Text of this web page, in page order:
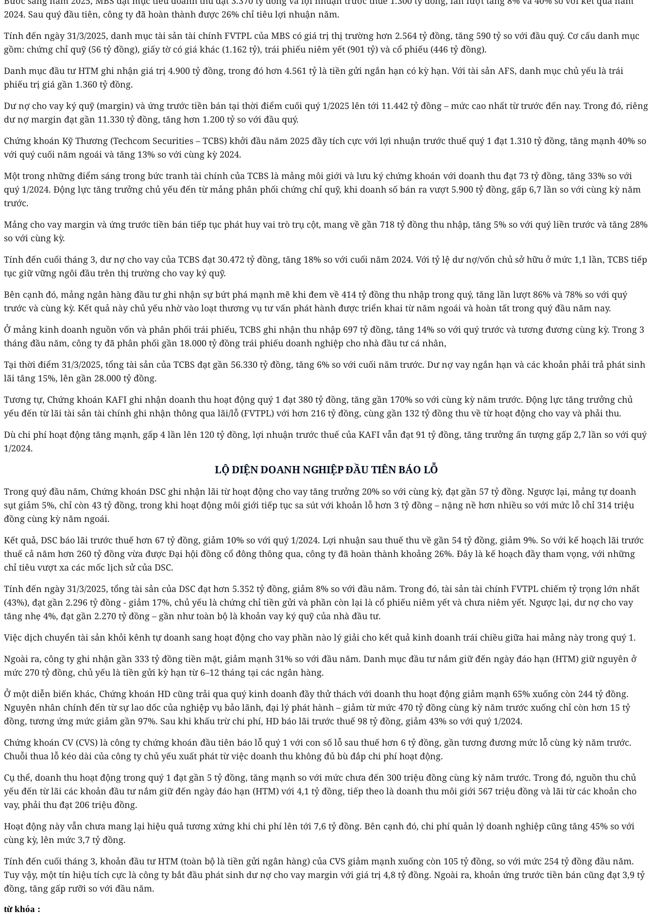
2024. Sau quý đầu tiên, công ty đã hoàn thành được 26% chỉ tiêu lợi nhuận năm.
Tính đến ngày 31/3/2025, danh mục tài sản tài chính FVTPL của MBS có giá trị thị trường hơn 2.564 tỷ đồng, tăng 590 tỷ so với đầu quý. Cơ cấu danh mục
gồm: chứng chỉ quỹ (56 tỷ đồng), giấy tờ có giá khác (1.162 tỷ), trái phiếu niêm yết (901 tỷ) và cổ phiếu (446 tỷ đồng).
Danh mục đầu tư HTM ghi nhận giá trị 4.900 tỷ đồng, trong đó hơn 4.561 tỷ là tiền gửi ngắn hạn có kỳ hạn. Với tài sản AFS, danh mục chủ yếu là trái
phiếu trị giá gần 1.360 tỷ đồng.
Dư nợ cho vay ký quỹ (margin) và ứng trước tiền bán tại thời điểm cuối quý 1/2025 lên tới 11.442 tỷ đồng – mức cao nhất từ trước đến nay. Trong đó, riêng
dư nợ margin đạt gần 11.330 tỷ đồng, tăng hơn 1.200 tỷ so với đầu quý.
Chứng khoán Kỹ Thương (Techcom Securities – TCBS) khởi đầu năm 2025 đầy tích cực với lợi nhuận trước thuế quý 1 đạt 1.310 tỷ đồng, tăng mạnh 40% so
với quý cuối năm ngoái và tăng 13% so với cùng kỳ 2024.
Một trong những điểm sáng trong bức tranh tài chính của TCBS là mảng môi giới và lưu ký chứng khoán với doanh thu đạt 73 tỷ đồng, tăng 33% so với
quý 1/2024. Động lực tăng trưởng chủ yếu đến từ mảng phân phối chứng chỉ quỹ, khi doanh số bán ra vượt 5.900 tỷ đồng, gấp 6,7 lần so với cùng kỳ năm
trước.
Mảng cho vay margin và ứng trước tiền bán tiếp tục phát huy vai trò trụ cột, mang về gần 718 tỷ đồng thu nhập, tăng 5% so với quý liền trước và tăng 28%
so với cùng kỳ.
Tính đến cuối tháng 3, dư nợ cho vay của TCBS đạt 30.472 tỷ đồng, tăng 18% so với cuối năm 2024. Với tỷ lệ dư nợ/vốn chủ sở hữu ở mức 1,1 lần, TCBS tiếp
tục giữ vững ngôi đầu trên thị trường cho vay ký quỹ.
Bên cạnh đó, mảng ngân hàng đầu tư ghi nhận sự bứt phá mạnh mẽ khi đem về 414 tỷ đồng thu nhập trong quý, tăng lần lượt 86% và 78% so với quý
trước và cùng kỳ. Kết quả này chủ yếu nhờ vào loạt thương vụ tư vấn phát hành được triển khai từ năm ngoái và hoàn tất trong quý đầu năm nay.
Ở mảng kinh doanh nguồn vốn và phân phối trái phiếu, TCBS ghi nhận thu nhập 697 tỷ đồng, tăng 14% so với quý trước và tương đương cùng kỳ. Trong 3
tháng đầu năm, công ty đã phân phối gần 18.000 tỷ đồng trái phiếu doanh nghiệp cho nhà đầu tư cá nhân,
Tại thời điểm 31/3/2025, tổng tài sản của TCBS đạt gần 56.330 tỷ đồng, tăng 6% so với cuối năm trước. Dư nợ vay ngắn hạn và các khoản phải trả phát sinh
lãi tăng 15%, lên gần 28.000 tỷ đồng.
Tương tự, Chứng khoán KAFI ghi nhận doanh thu hoạt động quý 1 đạt 380 tỷ đồng, tăng gần 170% so với cùng kỳ năm trước. Động lực tăng trưởng chủ
yếu đến từ lãi tài sản tài chính ghi nhận thông qua lãi/lỗ (FVTPL) với hơn 216 tỷ đồng, cùng gần 132 tỷ đồng thu về từ hoạt động cho vay và phải thu.
Dù chi phí hoạt động tăng mạnh, gấp 4 lần lên 120 tỷ đồng, lợi nhuận trước thuế của KAFI vẫn đạt 91 tỷ đồng, tăng trưởng ấn tượng gấp 2,7 lần so với quý
1/2024.
LỘ DIỆN DOANH NGHIỆP ĐẦU TIÊN BÁO LỖ
Trong quý đầu năm, Chứng khoán DSC ghi nhận lãi từ hoạt động cho vay tăng trưởng 20% so với cùng kỳ, đạt gần 57 tỷ đồng. Ngược lại, mảng tự doanh
sụt giảm 5%, chỉ còn 43 tỷ đồng, trong khi hoạt động môi giới tiếp tục sa sút với khoản lỗ hơn 3 tỷ đồng – nặng nề hơn nhiều so với mức lỗ chỉ 314 triệu
đồng cùng kỳ năm ngoái.
Kết quả, DSC báo lãi trước thuế hơn 67 tỷ đồng, giảm 10% so với quý 1/2024. Lợi nhuận sau thuế thu về gần 54 tỷ đồng, giảm 9%. So với kế hoạch lãi trước
thuế cả năm hơn 260 tỷ đồng vừa được Đại hội đồng cổ đông thông qua, công ty đã hoàn thành khoảng 26%. Đây là kế hoạch đầy tham vọng, với những
chỉ tiêu vượt xa các mốc lịch sử của DSC.
Tính đến ngày 31/3/2025, tổng tài sản của DSC đạt hơn 5.352 tỷ đồng, giảm 8% so với đầu năm. Trong đó, tài sản tài chính FVTPL chiếm tỷ trọng lớn nhất
(43%), đạt gần 2.296 tỷ đồng - giảm 17%, chủ yếu là chứng chỉ tiền gửi và phần còn lại là cổ phiếu niêm yết và chưa niêm yết. Ngược lại, dư nợ cho vay
tăng nhẹ 4%, đạt gần 2.270 tỷ đồng – gần như toàn bộ là khoản vay ký quỹ của nhà đầu tư.
Việc dịch chuyển tài sản khỏi kênh tự doanh sang hoạt động cho vay phần nào lý giải cho kết quả kinh doanh trái chiều giữa hai mảng này trong quý 1.
Ngoài ra, công ty ghi nhận gần 333 tỷ đồng tiền mặt, giảm mạnh 31% so với đầu năm. Danh mục đầu tư nắm giữ đến ngày đáo hạn (HTM) giữ nguyên ở
mức 270 tỷ đồng, chủ yếu là tiền gửi kỳ hạn từ 6–12 tháng tại các ngân hàng.
Ở một diễn biến khác, Chứng khoán HD cũng trải qua quý kinh doanh đầy thử thách với doanh thu hoạt động giảm mạnh 65% xuống còn 244 tỷ đồng.
Nguyên nhân chính đến từ sự lao dốc của nghiệp vụ bảo lãnh, đại lý phát hành – giảm từ mức 470 tỷ đồng cùng kỳ năm trước xuống chỉ còn hơn 15 tỷ
đồng, tương ứng mức giảm gần 97%. Sau khi khấu trừ chi phí, HD báo lãi trước thuế 98 tỷ đồng, giảm 43% so với quý 1/2024.
Chứng khoán CV (CVS) là công ty chứng khoán đầu tiên báo lỗ quý 1 với con số lỗ sau thuế hơn 6 tỷ đồng, gần tương đương mức lỗ cùng kỳ năm trước.
Chuỗi thua lỗ kéo dài của công ty chủ yếu xuất phát từ việc doanh thu không đủ bù đắp chi phí hoạt động.
Cụ thể, doanh thu hoạt động trong quý 1 đạt gần 5 tỷ đồng, tăng mạnh so với mức chưa đến 300 triệu đồng cùng kỳ năm trước. Trong đó, nguồn thu chủ
yếu đến từ lãi các khoản đầu tư nắm giữ đến ngày đáo hạn (HTM) với 4,1 tỷ đồng, tiếp theo là doanh thu môi giới 567 triệu đồng và lãi từ các khoản cho
vay, phải thu đạt 206 triệu đồng.
Hoạt động này vẫn chưa mang lại hiệu quả tương xứng khi chi phí lên tới 7,6 tỷ đồng. Bên cạnh đó, chi phí quản lý doanh nghiệp cũng tăng 45% so với
cùng kỳ, lên mức 3,7 tỷ đồng.
Tính đến cuối tháng 3, khoản đầu tư HTM (toàn bộ là tiền gửi ngân hàng) của CVS giảm mạnh xuống còn 105 tỷ đồng, so với mức 254 tỷ đồng đầu năm.
Tuy vậy, một tín hiệu tích cực là công ty bắt đầu phát sinh dư nợ cho vay margin với giá trị 4,8 tỷ đồng. Ngoài ra, khoản ứng trước tiền bán cũng đạt 3,9 tỷ
đồng, tăng gấp rưỡi so với đầu năm.
từ khóa :